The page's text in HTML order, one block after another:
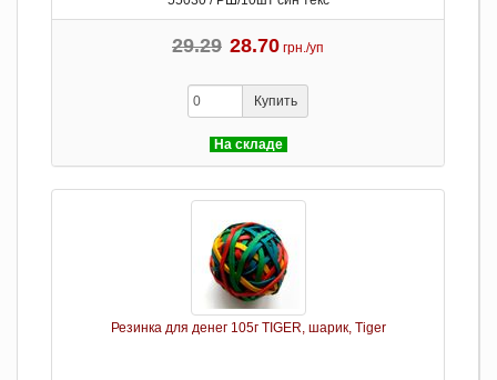
29.29 28.70 грн./уп
Купить
На складе
Резинка для денег 105г TIGER, шарик, Tiger